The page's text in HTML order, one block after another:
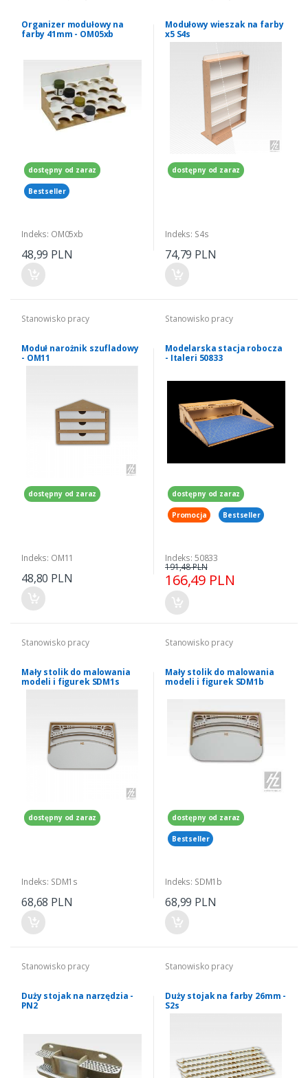
Organizer modułowy na
farby 41mm - OM05xb
dostępny od zaraz
Bestseller
Indeks: OM05xb
48,99 PLN
Modułowy wieszak na farby
x5 S4s
dostępny od zaraz
Indeks: S4s
74,79 PLN
Stanowisko pracy
Moduł narożnik szufladowy
- OM11
dostępny od zaraz
Indeks: OM11
48,80 PLN
Stanowisko pracy
Modelarska stacja robocza
- Italeri 50833
dostępny od zaraz
Promocja Bestseller
Indeks: 50833
166,49 PLN
191,48 PLN
Stanowisko pracy
Mały stolik do malowania
modeli i figurek SDM1s
dostępny od zaraz
Indeks: SDM1s
68,68 PLN
Stanowisko pracy
Mały stolik do malowania
modeli i figurek SDM1b
dostępny od zaraz
Bestseller
Indeks: SDM1b
68,99 PLN
Stanowisko pracy
Duży stojak na narzędzia -
PN2
Stanowisko pracy
Duży stojak na farby 26mm -
S2s